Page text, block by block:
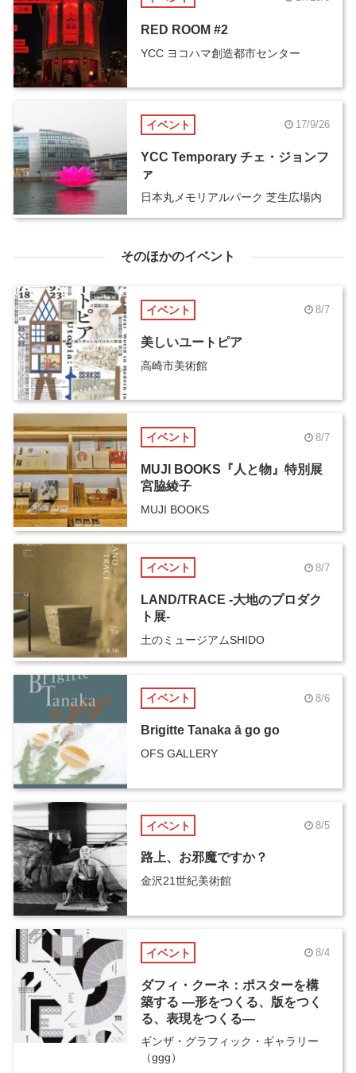
RED ROOM #2
YCC ヨコハマ創造都市センター
イベント 17/9/26
YCC Temporary チェ・ジョンフ
ァ
日本丸メモリアルパーク 芝生広場内
そのほかのイベント
イベント 8/7
美しいユートピア
高崎市美術館
イベント 8/7
MUJI BOOKS『人と物』特別展
宮脇綾子
MUJI BOOKS
イベント 8/7
LAND/TRACE -大地のプロダク
ト展-
土のミュージアムSHIDO
イベント 8/6
Brigitte Tanaka ā go go
OFS GALLERY
イベント 8/5
路上、お邪魔ですか？
金沢21世紀美術館
イベント 8/4
ダフィ・クーネ：ポスターを構
築する ―形をつくる、版をつく
る、表現をつくる―
ギンザ・グラフィック・ギャラリー
（ggg）